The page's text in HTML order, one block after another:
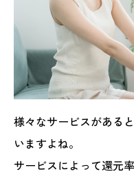
様々なサービスがある
いますよね。
サービスによって還元